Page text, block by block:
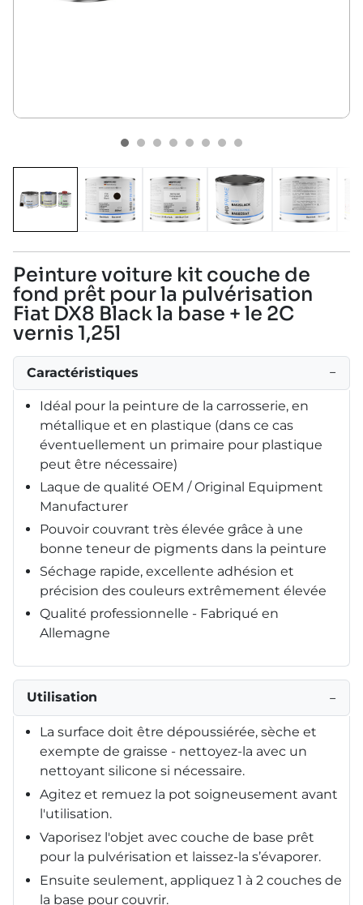
Peinture voiture kit couche de
fond prêt pour la pulvérisation
Fiat DX8 Black la base + le 2C
vernis 1,25l
Caractéristiques −
Idéal pour la peinture de la carrosserie, en
métallique et en plastique (dans ce cas
éventuellement un primaire pour plastique
peut être nécessaire)
Laque de qualité OEM / Original Equipment
Manufacturer
Pouvoir couvrant très élevée grâce à une
bonne teneur de pigments dans la peinture
Séchage rapide, excellente adhésion et
précision des couleurs extrêmement élevée
Qualité professionnelle - Fabriqué en
Allemagne
Utilisation −
La surface doit être dépoussiérée, sèche et
exempte de graisse - nettoyez-la avec un
nettoyant silicone si nécessaire.
Agitez et remuez la pot soigneusement avant
l'utilisation.
Vaporisez l'objet avec couche de base prêt
pour la pulvérisation et laissez-la s’évaporer.
Ensuite seulement, appliquez 1 à 2 couches de
la base pour couvrir.